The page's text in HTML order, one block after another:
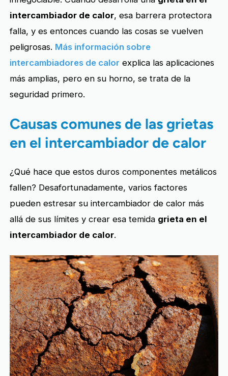
intercambiador de calor, esa barrera protectora
falla, y es entonces cuando las cosas se vuelven
peligrosas. Más información sobre
intercambiadores de calor explica las aplicaciones
más amplias, pero en su horno, se trata de la
seguridad primero.
Causas comunes de las grietas
en el intercambiador de calor
¿Qué hace que estos duros componentes metálicos
fallen? Desafortunadamente, varios factores
pueden estresar su intercambiador de calor más
allá de sus límites y crear esa temida grieta en el
intercambiador de calor.